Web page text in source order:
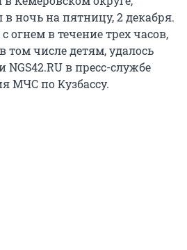
ночь на пятницу, 2 декабря.
огнем в течение трех часов,
числе детям, удалось
NGS42.RU в пресс-службе
МЧС по Кузбассу.